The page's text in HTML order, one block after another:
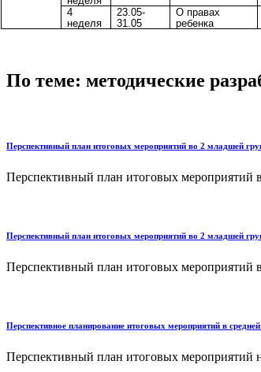
4
неделя
23.05-
31.05
О правах
ребенка
По теме: методические
Перспективный план итоговых мероприятий во 2 младшей
Перспективный план итоговых мероприятий
Перспективный план итоговых мероприятий во 2 младшей
Перспективный план итоговых
Перспективное планирование итоговых мероприятий в
Перспективный план итоговых мероприятий